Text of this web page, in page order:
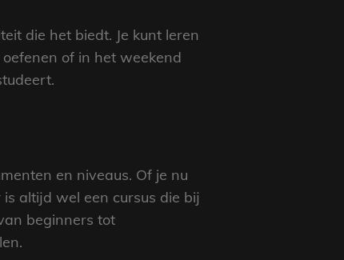
die het biedt. Je kunt leren
of in het weekend
en niveaus. Of je nu
altijd wel een cursus die bij
beginners tot